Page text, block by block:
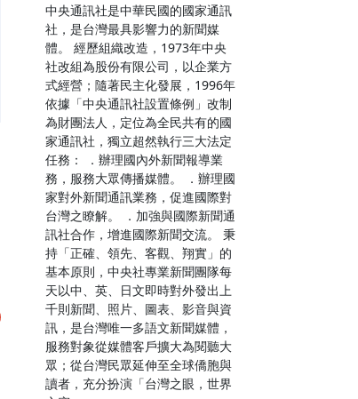
中央通訊社是中華民國的國家通訊
社，是台灣最具影響力的新聞媒
體。 經歷組織改造，1973年中央
社改組為股份有限公司，以企業方
式經營；隨著民主化發展，1996年
依據「中央通訊社設置條例」改制
為財團法人，定位為全民共有的國
家通訊社，獨立超然執行三大法定
任務： ．辦理國內外新聞報導業
務，服務大眾傳播媒體。 ．辦理國
家對外新聞通訊業務，促進國際對
台灣之瞭解。 ．加強與國際新聞通
訊社合作，增進國際新聞交流。 秉
持「正確、領先、客觀、翔實」的
基本原則，中央社專業新聞團隊每
天以中、英、日文即時對外發出上
千則新聞、照片、圖表、影音與資
訊，是台灣唯一多語文新聞媒體，
服務對象從媒體客戶擴大為閱聽大
眾；從台灣民眾延伸至全球僑胞與
讀者，充分扮演「台灣之眼，世界